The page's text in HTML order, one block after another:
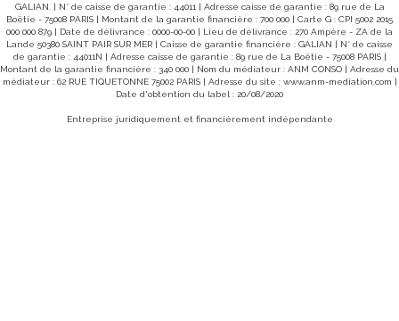
GALIAN. | N° de caisse de garantie : 44011 | Adresse caisse de garantie : 89 rue de La
Boëtie - 75008 PARIS | Montant de la garantie financière : 700 000 | Carte G : CPI 5002 2015
000 000 879 | Date de délivrance : 0000-00-00 | Lieu de délivrance : 270 Ampère - ZA de la
Lande 50380 SAINT PAIR SUR MER | Caisse de garantie financière : GALIAN | N° de caisse
de garantie : 44011N | Adresse caisse de garantie : 89 rue de La Boëtie - 75008 PARIS |
Montant de la garantie financière : 340 000 | Nom du médiateur : ANM CONSO | Adresse du
médiateur : 62 RUE TIQUETONNE 75002 PARIS | Adresse du site : www.anm-mediation.com |
Date d'obtention du label : 20/08/2020
Entreprise juridiquement et financièrement indépendante